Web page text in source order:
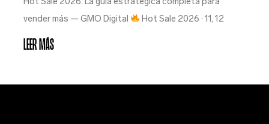
vender más — GMO Digital
Hot Sale 2026 · 11, 12
Leer Más